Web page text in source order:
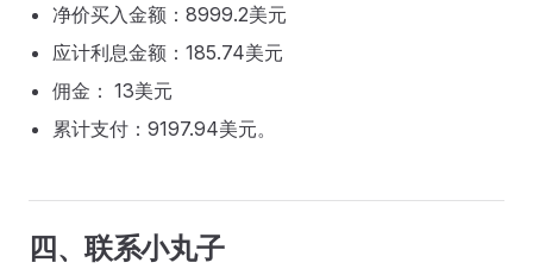
净价买入金额：8999.2美元
应计利息金额：185.74美元
佣金： 13美元
累计支付：9197.94美元。
四、联系小丸子